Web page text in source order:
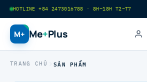
HOTLINE +84 2473016788 · 8H–18H T2–T7
M+ Me+Plus
TRANG CHỦ SẢN PHẨM